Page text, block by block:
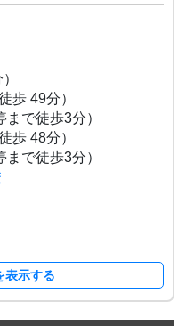
徒歩 49分）
まで徒歩3分）
徒歩 48分）
まで徒歩3分）
表示する